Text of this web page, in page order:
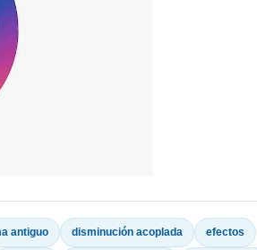
antiguo disminución acoplada efectos